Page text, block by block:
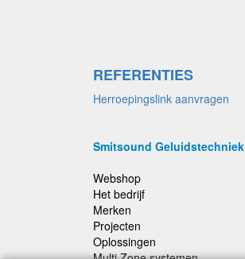
REFERENTIES
Herroepingslink aanvragen
Smitsound Geluidstechniek
Webshop
Het bedrijf
Merken
Projecten
Oplossingen